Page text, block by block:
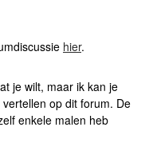
hier.
je wilt, maar ik kan je
op dit forum. De
enkele malen heb